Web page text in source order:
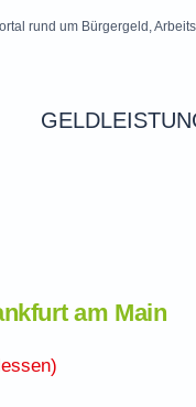
rund um Bürgergeld,
am Main